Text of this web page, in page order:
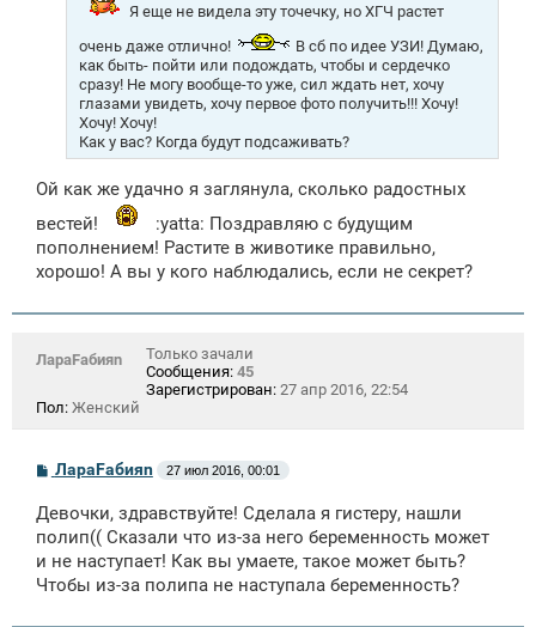
Я еще не видела эту точечку, но ХГЧ растет
очень даже отлично!
В сб по идее УЗИ! Думаю,
как быть- пойти или подождать, чтобы и сердечко
сразу! Не могу вообще-то уже, сил ждать нет, хочу
глазами увидеть, хочу первое фото получить!!! Хочу!
Хочу! Хочу!
Как у вас? Когда будут подсаживать?
Ой как же удачно я заглянула, сколько радостных
вестей!
:yatta: Поздравляю с будущим
пополнением! Растите в животике правильно,
хорошо! А вы у кого наблюдались, если не секрет?
ЛараFабияn
Только зачали
Сообщения: 45
Зарегистрирован: 27 апр 2016, 22:54
Пол: Женский
С
о
б
щ
н
и
ЛараFабияn 27 июл 2016, 00:01
Девочки, здравствуйте! Сделала я гистеру, нашли
полип(( Сказали что из-за него беременность может
и не наступает! Как вы умаете, такое может быть?
Чтобы из-за полипа не наступала беременность?